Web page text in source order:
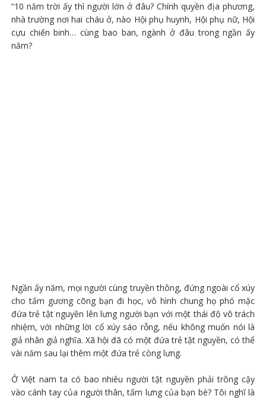
“10 năm trời ấy thì người lớn ở đâu? Chính quyền địa phương,
nhà trường nơi hai cháu ở, nào Hội phụ huynh, Hội phụ nữ, Hội
cựu chiến binh… cùng bao ban, ngành ở đâu trong ngần ấy
năm?
Ngần ấy năm, mọi người cùng truyền thông, đứng ngoài cổ xúy
cho tấm gương cõng bạn đi học, vô hình chung họ phó mặc
đứa trẻ tật nguyền lên lưng người bạn với một thái độ vô trách
nhiệm, với những lời cổ xúy sáo rỗng, nếu không muốn nói là
giả nhân giả nghĩa. Xã hội đã có một đứa trẻ tật nguyền, có thể
vài năm sau lại thêm một đứa trẻ còng lưng.
Ở Việt nam ta có bao nhiêu người tật nguyền phải trông cậy
vào cánh tay của người thân, tấm lưng của bạn bè? Tôi nghĩ là